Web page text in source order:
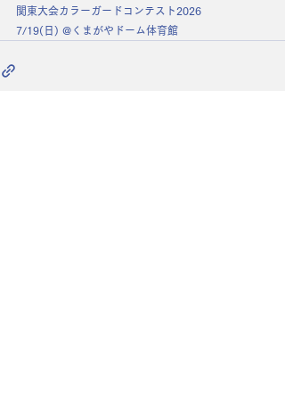
関東大会カラーガードコンテスト2026
7/19(日) @くまがやドーム体育館